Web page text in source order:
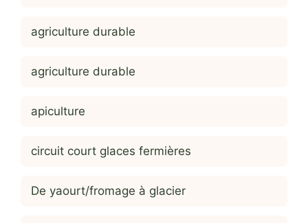
agriculture durable
agriculture durable
apiculture
circuit court glaces fermières
De yaourt/fromage à glacier